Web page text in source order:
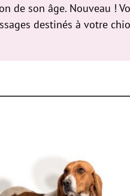
de son âge. Nouveau !
destinés à votre